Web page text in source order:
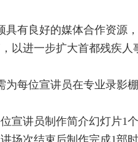
有良好的媒体合作资源，
以进一步扩大首都残疾人
每位宣讲员在专业录影棚
讲员制作简介幻灯片1个
场次结束后制作完成1部